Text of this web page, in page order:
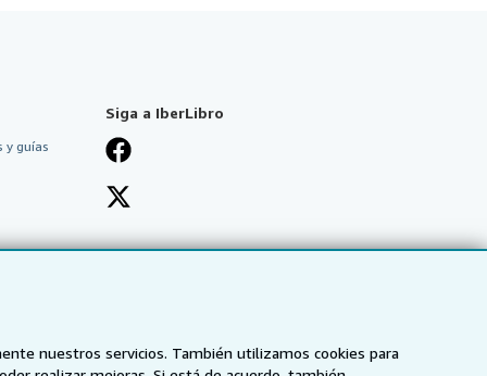
nuestros servicios. También utilizamos cookies para
y guías
Siga a IberLibro